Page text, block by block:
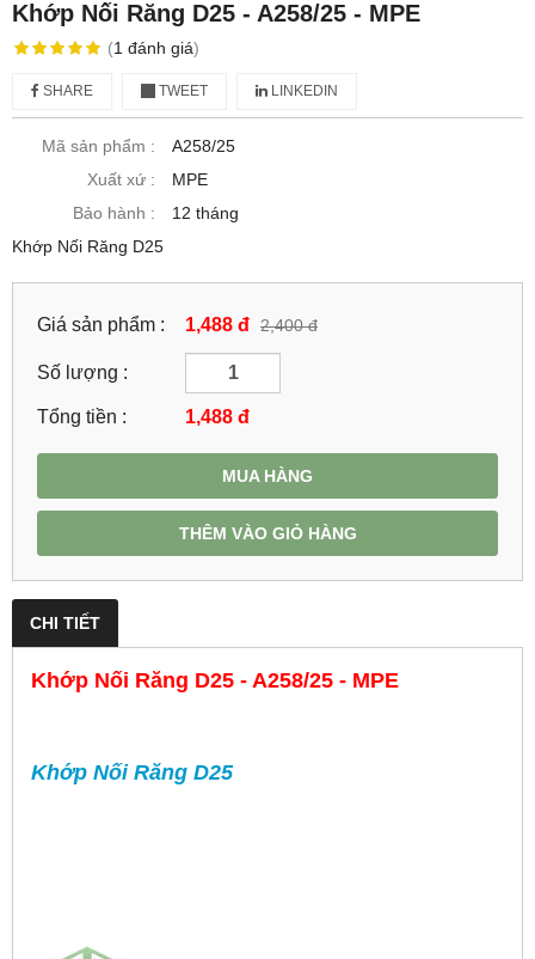
Khớp Nối Răng D25 - A258/25 - MPE
(1 đánh giá)
SHARE TWEET LINKEDIN
Mã sản phẩm :
A258/25
Xuất xứ :
MPE
Bảo hành :
12 tháng
Khớp Nối Răng D25
Giá sản phẩm : 1,488 đ 2,400 đ
Số lượng :
Tổng tiền : 1,488 đ
MUA HÀNG
THÊM VÀO GIỎ HÀNG
CHI TIẾT
Khớp Nối Răng D25 - A258/25 - MPE
Khớp Nối Răng D25